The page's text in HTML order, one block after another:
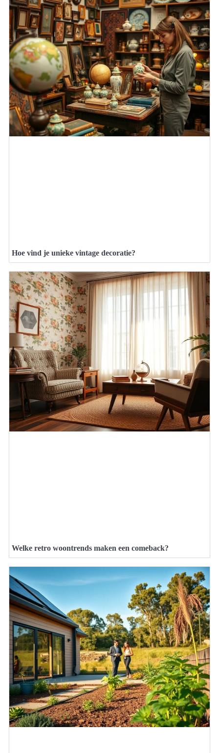
Hoe vind je unieke vintage decoratie?
Welke retro woontrends maken een comeback?